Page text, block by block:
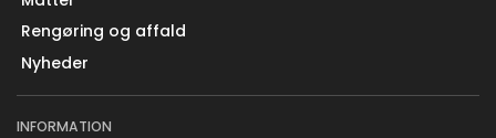
Rengøring og affald
Nyheder
INFORMATION